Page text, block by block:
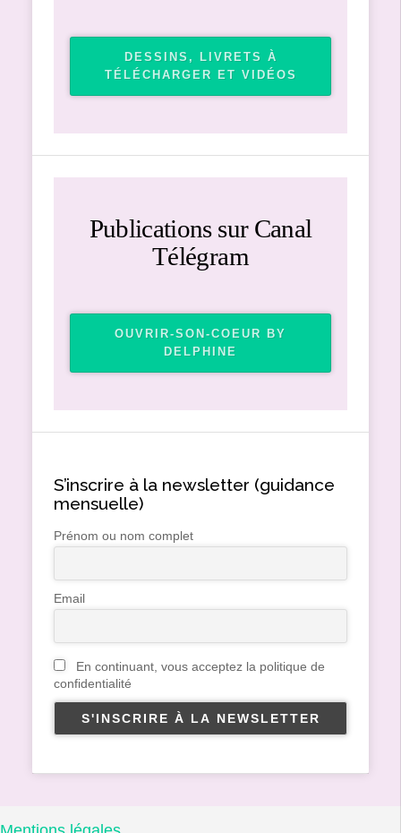
DESSINS, LIVRETS À
TÉLÉCHARGER ET VIDÉOS
Publications sur Canal
Télégram
OUVRIR-SON-COEUR BY
DELPHINE
S’inscrire à la newsletter (guidance
mensuelle)
Prénom ou nom complet
Email
En continuant, vous acceptez la politique de
confidentialité